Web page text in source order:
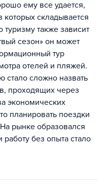
ему все удается,
которых складывается
также зависит
сезон» он может
тур
отелей и пляжей.
сложно назвать
проходящих через
экономических
планировать поездки
рынке образовался
работу без опыта стало